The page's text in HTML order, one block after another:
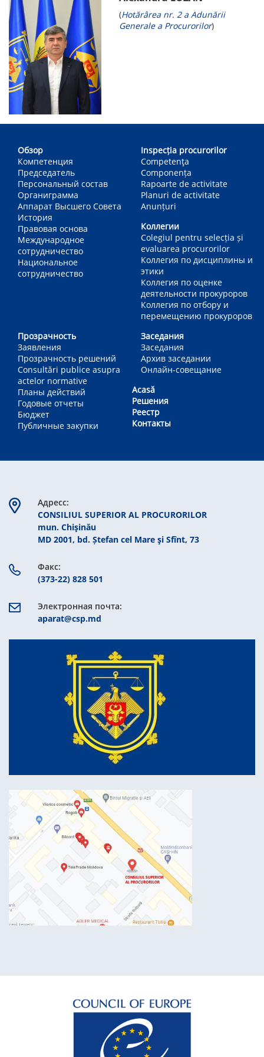
(Hotărârea nr. 2 a Adunării
Generale a Procurorilor)
navigation
Обзор
Компетенция
Председатель
Персональный состав
Органиграмма
Аппарат Высшего Совета
История
Правовая основа
Международное
сотрудничество
Национальное
сотрудничество
Inspecția procurorilor
Competenţa
Componența
Rapoarte de activitate
Planuri de activitate
Anunțuri
Коллегии
Colegiul pentru selecția și
evaluarea procurorilor
Коллегия по дисциплины и
этики
Коллегия по оценке
деятельности прокуроров
Коллегия по отбору и
перемещению прокуроров
Прозрачность
Заявления
Прозрачность решений
Consultări publice asupra
actelor normative
Планы действий
Годовые отчеты
Бюджет
Публичные закупки
Заседания
Заседания
Архив заседании
Онлайн-совещание
Acasă
Решения
Реестр
Контакты
Aдресс:
CONSILIUL SUPERIOR AL PROCURORILOR
mun. Chişinău
MD 2001, bd. Ștefan cel Mare şi Sfînt, 73
Факс:
(373-22) 828 501
Электронная почта:
aparat@csp.md